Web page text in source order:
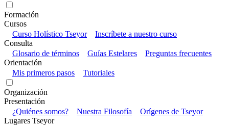
Formación
Cursos
Curso Holístico Tseyor
Inscríbete a nuestro curso
Consulta
Glosario de términos
Guías Estelares
Preguntas frecuentes
Orientación
Mis primeros pasos
Tutoriales
Organización
Presentación
¿Quiénes somos?
Nuestra Filosofía
Orígenes de Tseyor
Lugares Tseyor